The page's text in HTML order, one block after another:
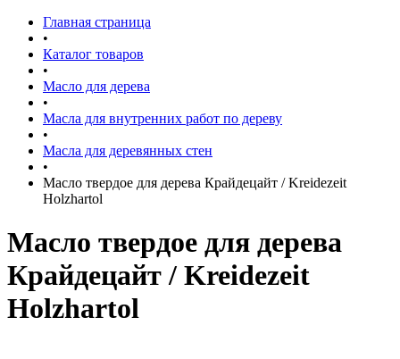
Главная страница
•
Каталог товаров
•
Масло для дерева
•
Масла для внутренних работ по дереву
•
Масла для деревянных стен
•
Масло твердое для дерева Крайдецайт / Kreidezeit
Holzhartol
Масло твердое для дерева
Крайдецайт / Kreidezeit
Holzhartol